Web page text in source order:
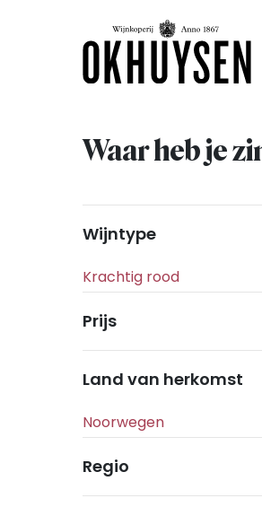
Waar heb je
Wijntype
Prijs
Land van herkomst
Regio